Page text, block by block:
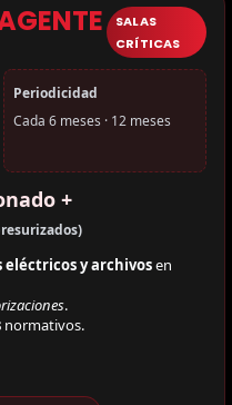
SALAS
CRÍTICAS
Periodicidad
Cada 6 meses · 12 meses
+
eléctricos y archivosen
.
normativos.